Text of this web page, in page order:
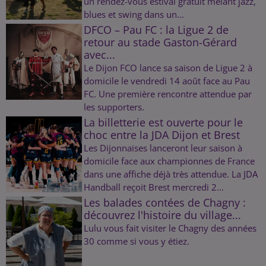
blues et swing dans un...
DFCO – Pau FC : la Ligue 2 de
retour au stade Gaston-Gérard
avec...
Le Dijon FCO lance sa saison de Ligue 2 à
domicile le vendredi 14 août face au Pau
FC. Une première rencontre attendue par
les supporters.
La billetterie est ouverte pour le
choc entre la JDA Dijon et Brest
Les Dijonnaises lanceront leur saison à
domicile face aux championnes de France
dans une affiche déjà très attendue. La JDA
Handball reçoit Brest mercredi 2...
Les balades contées de Chagny :
découvrez l'histoire du village...
Lulu vous fait visiter le Chagny des années
30 comme si vous y étiez.